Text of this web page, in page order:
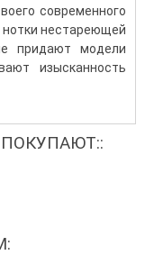
современного
нестареющей
придают модели
изысканность